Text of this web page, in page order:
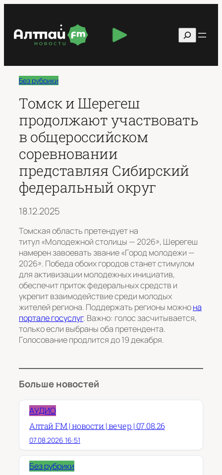
содержимому
Поиск
Без рубрики
Томск и Шерегеш
продолжают участвовать
в общероссийском
соревновании
представляя Сибирский
федеральный округ
18.12.2025
Томская область претендует на
титул «Молодежной столицы — 2026», Шерегеш
намерен завоевать звание «Город молодежи —
2026». Победа обоих городов станет стимулом
для активизации молодежных инициатив,
обеспечит приток федеральных средств и
укрепит взаимодействие среди молодых
жителей региона. Поддержать регионы можнона
портале госуслуг. Важно: голос засчитывается,
только если выбраны оба претендента.
Голосование продлится до 19 декабря.
Больше новостей
АУДИО
Алтай FM | новости | вечер | 07.08.26
07.08.2026 16:51
Без рубрики